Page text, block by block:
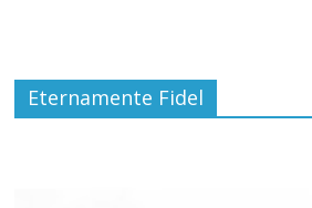
Eternamente Fidel